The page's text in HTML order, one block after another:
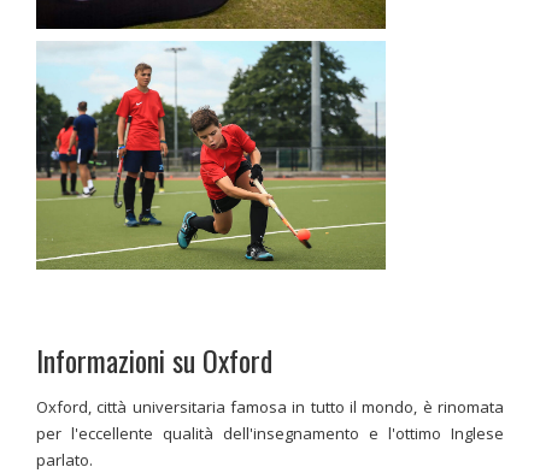
Informazioni su Oxford
Oxford, città universitaria famosa in tutto il mondo, è rinomata
per l'eccellente qualità dell'insegnamento e l'ottimo Inglese
parlato.